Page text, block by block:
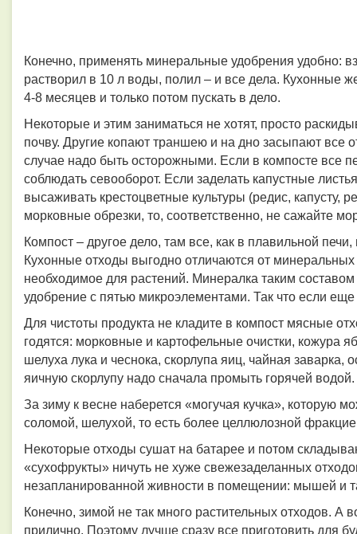
Конечно, применять минеральные удобрения удобно:
растворил в 10 л воды, полил – и все дела. Кухонные
4-8 месяцев и только потом пускать в дело.
Некоторые и этим заниматься не хотят, просто
почву. Другие копают траншею и на дно засыпают все
случае надо быть осторожными. Если в компосте все
соблюдать севооборот. Если заделать капустные
высаживать крестоцветные культуры (редис, капусту,
морковные обрезки, то, соответственно, не сажайте
Компост – другое дело, там все, как в плавильной
Кухонные отходы выгодно отличаются от
необходимое для растений. Минералка таким
удобрение с пятью микроэлементами. Так что если
Для чистоты продукта не кладите в компост мясные
годятся: морковные и картофельные очистки, кожура
шелуха лука и чеснока, скорлупа яиц, чайная заварка,
яичную скорлупу надо сначала промыть горячей водой.
За зиму к весне наберется «могучая кучка», которую
соломой, шелухой, то есть более целлюлозной
Некоторые отходы сушат на батарее и потом
«сухофрукты» ничуть не хуже свежезаделанных
незапланированной живности в помещении: мышей и
Конечно, зимой не так много растительных отходов. А
прилично. Поэтому лучше сразу все приготовить для